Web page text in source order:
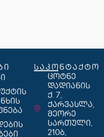
საკონტაქტო
ცოტნე
დადიანის
ქ. 7,
ქარვასლა,
მეორე
სართული,
210ბ,